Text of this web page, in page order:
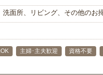
面所、リビング、その他のお
主婦･主夫歓迎 資格不要